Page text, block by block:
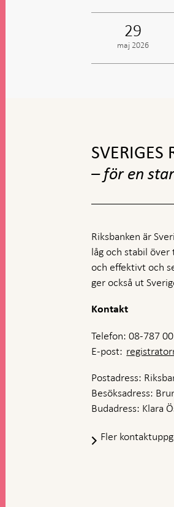
29
maj 2026
SVERIGES
– för en
Riksbanken är
låg och stabil
och effektivt och
ger också ut
Kontakt
Telefon: 08-787
E-post:
Postadress:
Besöksadress:
Budadress: Klara
Fler